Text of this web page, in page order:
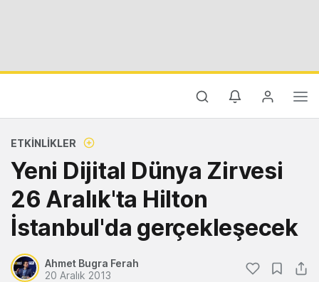
ETKINLIKLER
Yeni Dijital Dünya Zirvesi
26 Aralık'ta Hilton
İstanbul'da gerçekleşecek
Ahmet Bugra Ferah
20 Aralık 2013